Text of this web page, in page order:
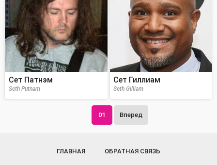
Сет Патнэм
Seth Putnam
Сет Гиллиам
Seth Gilliam
01 Вперед
ГЛАВНАЯ ОБРАТНАЯ СВЯЗЬ